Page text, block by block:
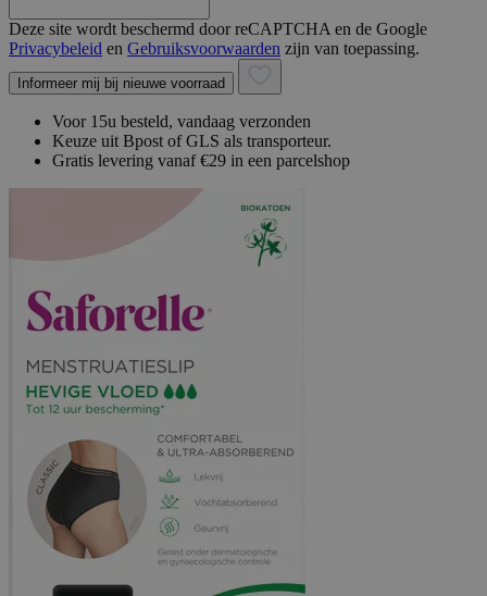
Deze site wordt beschermd door reCAPTCHA en de Google
Privacybeleid en Gebruiksvoorwaarden zijn van toepassing.
Informeer mij bij nieuwe voorraad
Voor 15u besteld, vandaag verzonden
Keuze uit Bpost of GLS als transporteur.
Gratis levering vanaf €29 in een parcelshop